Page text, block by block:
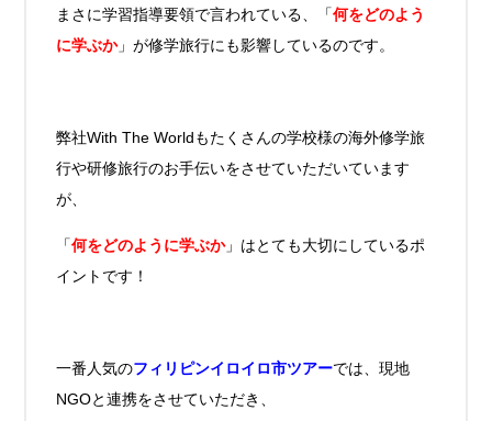
まさに学習指導要領で言われている、「何をどのよう
に学ぶか」が修学旅行にも影響しているのです。
弊社With The Worldもたくさんの学校様の海外修学旅
行や研修旅行のお手伝いをさせていただいています
が、
「何をどのように学ぶか」はとても大切にしているポ
イントです！
一番人気のフィリピンイロイロ市ツアーでは、現地
NGOと連携をさせていただき、